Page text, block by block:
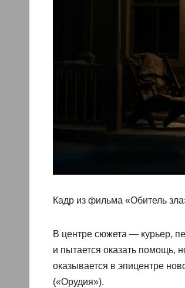
Кадр из фильма «Обитель
В центре сюжета — курьер,
и пытается оказать помощь,
оказывается в эпицентре
(«Орудия»).